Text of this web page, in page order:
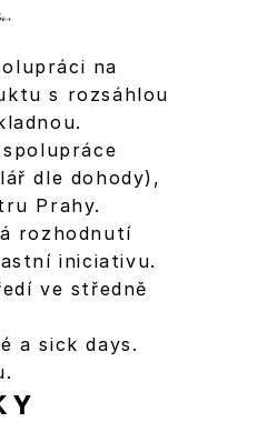
na
s rozsáhlou
dle dohody),
Prahy.
rozhodnutí
iniciativu.
ve středně
a sick days.